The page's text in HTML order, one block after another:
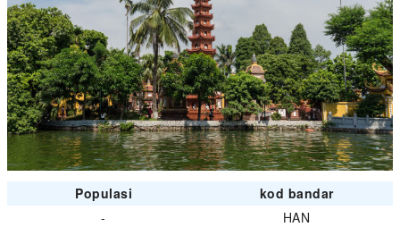
Populasi
kod bandar
-
HAN